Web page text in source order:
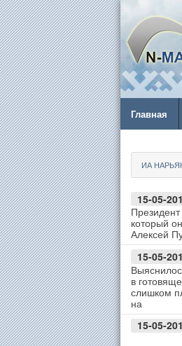
Главная
ИА
15-05-
который
Алексей
15-05-
в
слишком
на
15-05-